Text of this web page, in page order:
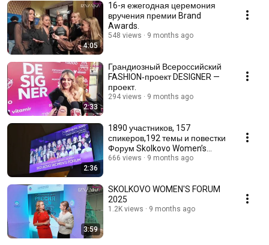
4:05
16-я ежегодная церемония
вручения премии Brand
Awards.
548 views 9 months ago
2:33
Грандиозный Всероссийский
FASHION‑проект DESIGNER —
проект.
294 views 9 months ago
2:36
1890 участников, 157
спикеров,192 темы и повестки
Форум Skolkovo Women’s
Forum 2025
666 views 9 months ago
3:59
SKOLKOVO WOMEN'S FORUM
2025
1.2K views 9 months ago